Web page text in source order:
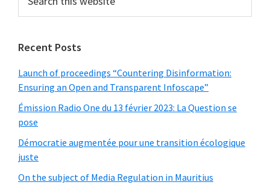
this
Recent Posts
Launch of proceedings “Countering Disinformation:
Ensuring an Open and Transparent Infoscape”
Émission Radio One du 13 février 2023: La Question se
pose
Démocratie augmentée pour une transition écologique
juste
On the subject of Media Regulation in Mauritius